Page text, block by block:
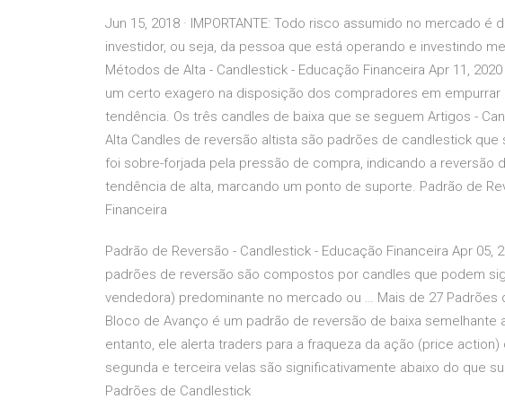
Jun 15, 2018 · IMPORTANTE: Todo risco assumido no mercado
investidor, ou seja, da pessoa que está operando e investindo
Métodos de Alta - Candlestick - Educação Financeira Apr 11,
um certo exagero na disposição dos compradores em
tendência. Os três candles de baixa que se seguem Artigos -
Alta Candles de reversão altista são padrões de candlestick
foi sobre-forjada pela pressão de compra, indicando a reversão
tendência de alta, marcando um ponto de suporte. Padrão de
Financeira
Padrão de Reversão - Candlestick - Educação Financeira Apr 05,
padrões de reversão são compostos por candles que podem
vendedora) predominante no mercado ou … Mais de 27 Padrões
Bloco de Avanço é um padrão de reversão de baixa
entanto, ele alerta traders para a fraqueza da ação (price
segunda e terceira velas são significativamente abaixo do que
Padrões de Candlestick